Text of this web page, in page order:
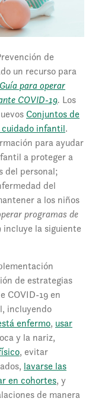
de
un recurso para
Guía para operar
COVID-19. Los
Conjuntos de
infantil.
para ayudar
a proteger a
del personal;
del
a los niños
programas de
incluye la siguiente
de estrategias
COVID-19 en
incluyendo
enfermo, usar
y la nariz,
, evitar
lavarse las
en cohortes, y
de manera